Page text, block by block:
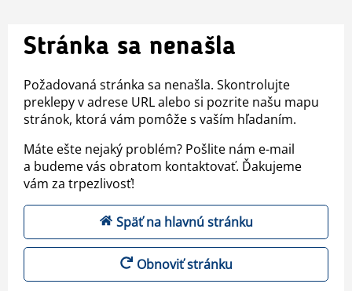
Stránka sa nenašla
Požadovaná stránka sa nenašla. Skontrolujte
preklepy v adrese URL alebo si pozrite našu mapu
stránok, ktorá vám pomôže s vaším hľadaním.
Máte ešte nejaký problém? Pošlite nám e-mail
a budeme vás obratom kontaktovať. Ďakujeme
vám za trpezlivosť!
Späť na hlavnú stránku
Obnoviť stránku